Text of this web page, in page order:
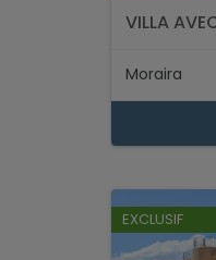
VILLA
Moraira
EXCLUSIF